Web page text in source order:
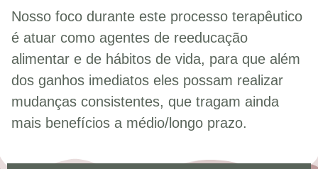
Nosso foco durante este processo terapêutico
é atuar como agentes de reeducação
alimentar e de hábitos de vida, para que além
dos ganhos imediatos eles possam realizar
mudanças consistentes, que tragam ainda
mais benefícios a médio/longo prazo.